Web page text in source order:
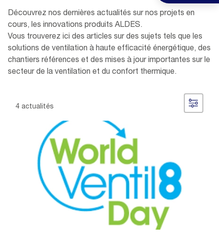
Découvrez nos dernières actualités sur nos projets en
cours, les innovations produits ALDES.
Vous trouverez ici des articles sur des sujets tels que les
solutions de ventilation à haute efficacité énergétique, des
chantiers références et des mises à jour importantes sur le
secteur de la ventilation et du confort thermique.
4 actualités